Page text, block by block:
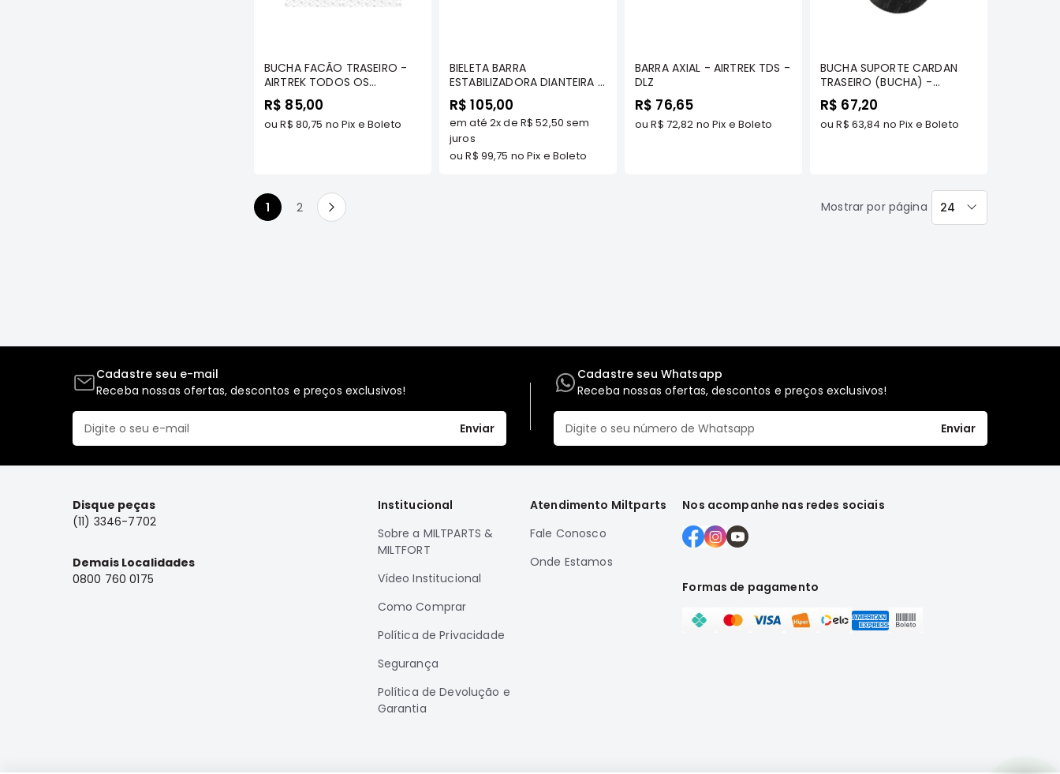
BUCHA FACÃO TRASEIRO -
AIRTREK TODOS OS
MODELOS
R$ 85,00
ouR$ 80,75 no Pix e Boleto
BIELETA BARRA
ESTABILIZADORA DIANTEIRA -
AIRTREK TODOS OS
MODELOS - COFAP
R$ 105,00
em até 2xde R$ 52,50 sem
juros
ouR$ 99,75 no Pix e Boleto
BARRA AXIAL - AIRTREK TDS -
DLZ
R$ 76,65
ouR$ 72,82 no Pix e Boleto
BUCHA SUPORTE CARDAN
TRASEIRO (BUCHA) -
AIRTREK (TODOS OS
MODELOS)
R$ 67,20
ouR$ 63,84 no Pix e Boleto
Você esta lendo a pagina
1 Página
2 Página
Próximo Mostrar por página 24
por
Cadastre seu e-mail
Receba nossas ofertas, descontos e preços exclusivos!
Enviar
Cadastre seu Whatsapp
Receba nossas ofertas, descontos e preços exclusivos!
Enviar
Disque peças
(11) 3346-7702
Demais Localidades
0800 760 0175
Institucional
Sobre a MILTPARTS &
MILTFORT
Vídeo Institucional
Como Comprar
Política de Privacidade
Segurança
Política de Devolução e
Garantia
Atendimento Miltparts
Fale Conosco
Onde Estamos
Nos acompanhe nas redes sociais
Formas de pagamento